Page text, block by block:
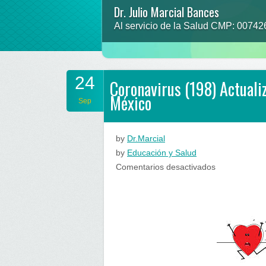
Dr. Julio Marcial Bances
Al servicio de la Salud CMP:
Prevenir para no lamentar
“que la comida sea tu alimento y el
24
Sep Coronavirus (198)
México
by Dr.Marcial
by Educación y Salud
Comentarios desactivadosen
Perú…
sigamos